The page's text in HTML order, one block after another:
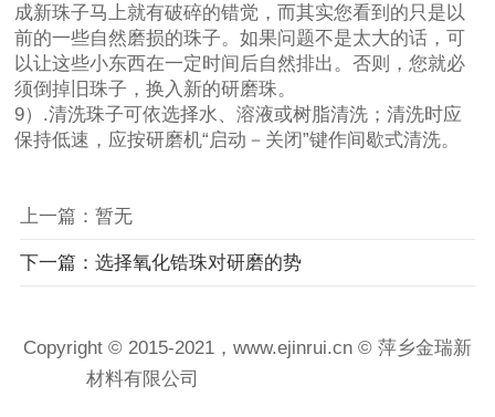
成新珠子马上就有破碎的错觉，而其实您看到的只是以
前的一些自然磨损的珠子。如果问题不是太大的话，可
以让这些小东西在一定时间后自然排出。否则，您就必
须倒掉旧珠子，换入新的研磨珠。
9）.清洗珠子可依选择水、溶液或树脂清洗；清洗时应
保持低速，应按研磨机“启动－关闭”键作间歇式清洗。
上一篇：暂无
下一篇：选择氧化锆珠对研磨的势
Copyright © 2015-2021，www.ejinrui.cn © 萍乡金瑞新
材料有限公司